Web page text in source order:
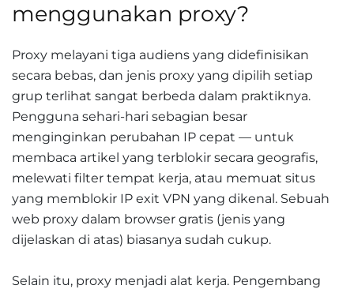
menggunakan proxy?
Proxy melayani tiga audiens yang didefinisikan
secara bebas, dan jenis proxy yang dipilih setiap
grup terlihat sangat berbeda dalam praktiknya.
Pengguna sehari-hari sebagian besar
menginginkan perubahan IP cepat — untuk
membaca artikel yang terblokir secara geografis,
melewati filter tempat kerja, atau memuat situs
yang memblokir IP exit VPN yang dikenal. Sebuah
web proxy dalam browser gratis (jenis yang
dijelaskan di atas) biasanya sudah cukup.
Selain itu, proxy menjadi alat kerja. Pengembang